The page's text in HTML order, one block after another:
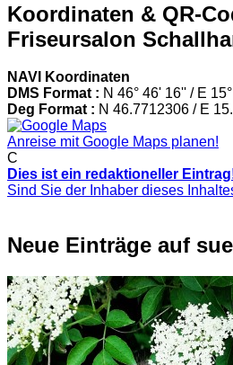
Koordinaten & QR-
Friseursalon
NAVI Koordinaten
DMS Format : N 46° 46' 16'' / E
Deg Format : N 46.7712306 / E
Anreise mit Google Maps planen!
C
Dies ist ein redaktioneller
Sind Sie der Inhaber dieses
Neue Einträge auf